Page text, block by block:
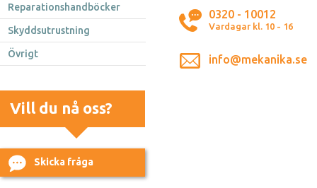
Reparationshandböcker
Skyddsutrustning
Övrigt
Vill du nå oss?
Skicka fråga
0320 - 10012
Vardagar kl. 10 - 16
info@mekanika.se